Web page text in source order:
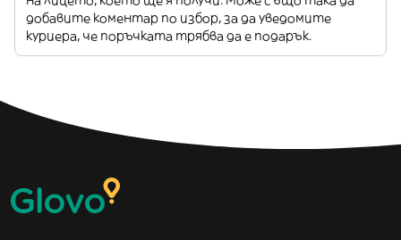
добавите коментар по избор, за да уведомите
куриера, че поръчката трябва да е подарък.